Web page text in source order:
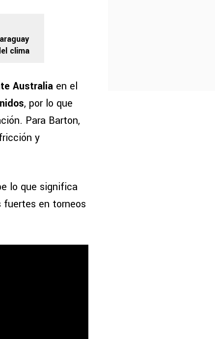
clima
Australia en el
, por lo que
Para Barton,
y
lo que significa
en torneos